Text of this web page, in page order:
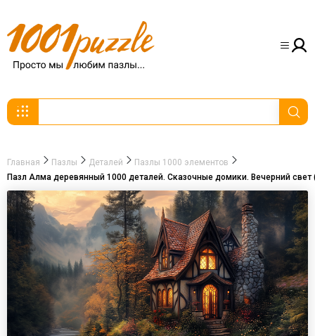
Главная Пазлы Деталей
Пазлы 1000 элементов
Пазл Алма деревянный 1000 деталей. Сказочные домики. Вечерний